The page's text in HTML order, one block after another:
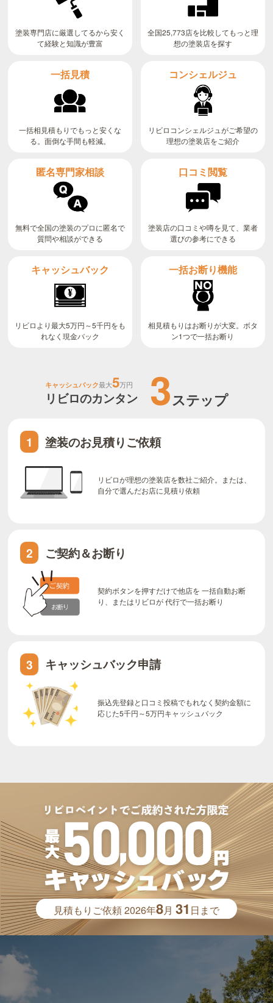
塗装専門店に厳選してるから安く
て経験と知識が豊富
全国25,773店を比較してもっと理
想の塗装店を探す
一括見積
一括相見積もりでもっと安くな
る。面倒な手間も軽減。
コンシェルジュ
リビロコンシェルジュがご希望の
理想の塗装店をご紹介
匿名専門家相談
無料で全国の塗装のプロに匿名で
質問や相談ができる
口コミ閲覧
塗装店の口コミや噂を見て、業者
選びの参考にできる
キャッシュバック
リビロより最大5万円～5千円をも
れなく現金バック
一括お断り機能
相見積もりはお断りが大変。ボタ
ン1つで一括お断り
キャッシュバック最大5万円
リビロのカンタン 3ステップ
1 塗装のお見積りご依頼
リビロが理想の塗装店を数社ご紹介。または、
自分で選んだお店に見積り依頼
2 ご契約＆お断り
契約ボタンを押すだけで他店を 一括自動お断
り、またはリビロが 代行で一括お断り
3 キャッシュバック申請
振込先登録と口コミ投稿でもれなく契約金額に
応じた5千円～5万円キャッシュバック
見積もりご依頼2026年8月31 日まで